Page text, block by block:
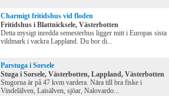
Charmigt fritidshus vid floden
Fritidshus i Blattnicksele, Västerbotten
Detta mysigt inredda semesterhus ligger mitt i Europas sista
vildmark i vackra Lappland. Du bor di...
Parstuga i Sorsele
Stuga i Sorsele, Västerbotten, Lappland, Västerbotten
Stugorna är på 47 kvm vardera. Nära till bra fiske i
Vindelälven, Laisälven, sjöar, Nalovardo...